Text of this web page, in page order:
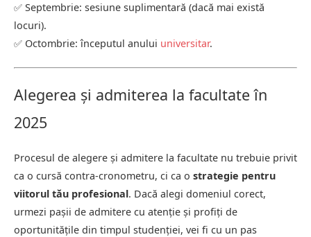
✅ Septembrie: sesiune suplimentară (dacă mai există
locuri).
✅ Octombrie: începutul anului universitar.
Alegerea și admiterea la facultate în
2025
Procesul de alegere și admitere la facultate nu trebuie privit
ca o cursă contra-cronometru, ci ca o strategie pentru
viitorul tău profesional. Dacă alegi domeniul corect,
urmezi pașii de admitere cu atenție și profiți de
oportunitățile din timpul studenției, vei fi cu un pas